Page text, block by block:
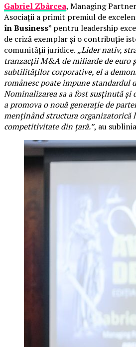
Gabriel Zbârcea, Managing
Asociații a primit premiul de
în Business” pentru leadership
de criză exemplar și o contribuție
comunității juridice. „Lider nativ,
tranzacții M&A de miliarde de euro
subtilităților corporative, el a
românesc poate impune standardul
Nominalizarea sa a fost susținută și
a promova o nouă generație de
menținând structura organizatorică
competitivitate din țară.”, au